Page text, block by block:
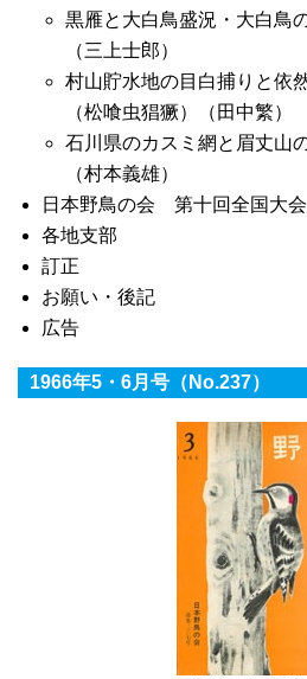
黒雁と大白鳥盛況・大白鳥
（三上士郎）
村山貯水地の目白捕りと依
（松喰虫猖獗）（田中繁）
石川県のカスミ網と眉丈山
（村本義雄）
日本野鳥の会 第十回全国大
各地支部
訂正
お願い・後記
広告
1966年5・6月号（No.237）